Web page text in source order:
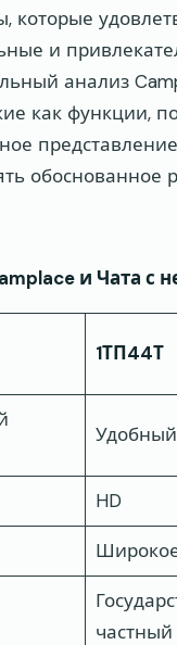
и
анализ
как функции,
обоснованное
и Чата с
1ТП44Т
Удобный
HD
частный